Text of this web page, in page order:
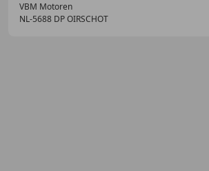
VBM Motoren
NL-5688 DP OIRSCHOT